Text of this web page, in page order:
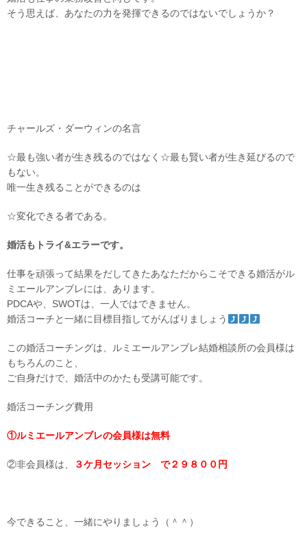
そう思えば、あなたの力を発揮できるのではないでしょうか？
チャールズ・ダーウィンの名言
☆最も強い者が生き残るのではなく☆最も賢い者が生き延びるので
もない。
唯一生き残ることができるのは
☆変化できる者である。
婚活もトライ&エラーです。
仕事を頑張って結果をだしてきたあなただからこそできる婚活がル
ミエールアンブレには、あります。
PDCAや、SWOTは、一人ではできません。
婚活コーチと一緒に目標目指してがんばりましょう
この婚活コーチングは、ルミエールアンブレ結婚相談所の会員様は
もちろんのこと、
ご自身だけで、婚活中のかたも受講可能です。
婚活コーチング費用
①ルミエールアンブレの会員様は無料
②非会員様は、 ３ケ月セッション で２９８００円
今できること、一緒にやりましょう（＾＾）